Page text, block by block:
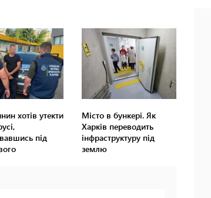
хотів утекти
під
Місто в бункері. Як
Харків переводить
інфраструктуру під
землю